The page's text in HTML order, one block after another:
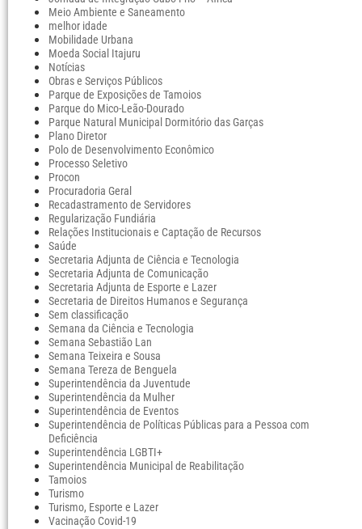
Meio Ambiente e Saneamento
melhor idade
Mobilidade Urbana
Moeda Social Itajuru
Notícias
Obras e Serviços Públicos
Parque de Exposições de Tamoios
Parque do Mico-Leão-Dourado
Parque Natural Municipal Dormitório das Garças
Plano Diretor
Polo de Desenvolvimento Econômico
Processo Seletivo
Procon
Procuradoria Geral
Recadastramento de Servidores
Regularização Fundiária
Relações Institucionais e Captação de Recursos
Saúde
Secretaria Adjunta de Ciência e Tecnologia
Secretaria Adjunta de Comunicação
Secretaria Adjunta de Esporte e Lazer
Secretaria de Direitos Humanos e Segurança
Sem classificação
Semana da Ciência e Tecnologia
Semana Sebastião Lan
Semana Teixeira e Sousa
Semana Tereza de Benguela
Superintendência da Juventude
Superintendência da Mulher
Superintendência de Eventos
Superintendência de Políticas Públicas para a Pessoa com
Deficiência
Superintendência LGBTI+
Superintendência Municipal de Reabilitação
Tamoios
Turismo
Turismo, Esporte e Lazer
Vacinação Covid-19